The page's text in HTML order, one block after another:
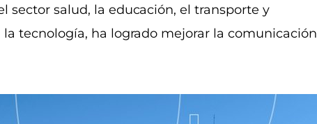
sector salud, la educación, el transporte y
tecnología, ha logrado mejorar la comunicación